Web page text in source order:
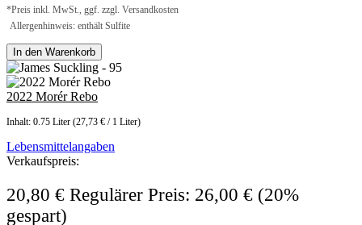
*Preis inkl. MwSt., ggf. zzgl. Versandkosten
Allergenhinweis: enthält Sulfite
In den Warenkorb
2022 Morér Rebo
Inhalt: 0.75 Liter (27,73 € / 1 Liter)
Lebensmittelangaben
Verkaufspreis:
20,80 € Regulärer Preis: 26,00 € (20%
gespart)